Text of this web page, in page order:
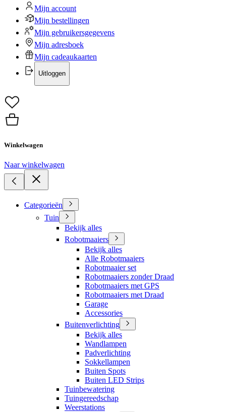
Mijn account
Mijn bestellingen
Mijn gebruikersgegevens
Mijn adresboek
Mijn cadeaukaarten
Uitloggen
Winkelwagen
Naar winkelwagen
Categorieën
Tuin
Bekijk alles
Robotmaaiers
Bekijk alles
Alle Robotmaaiers
Robotmaaier set
Robotmaaiers zonder Draad
Robotmaaiers met GPS
Robotmaaiers met Draad
Garage
Accessories
Buitenverlichting
Bekijk alles
Wandlampen
Padverlichting
Sokkellampen
Buiten Spots
Buiten LED Strips
Tuinbewatering
Tuingereedschap
Weerstations